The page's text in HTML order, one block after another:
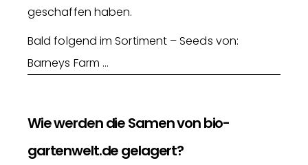
geschaffen haben.
Bald folgend im Sortiment – Seeds von:
Barneys Farm …
Wie werden die Samen von bio-
gartenwelt.de gelagert?